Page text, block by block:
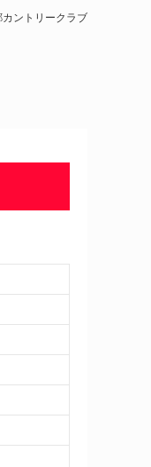
カントリークラブ